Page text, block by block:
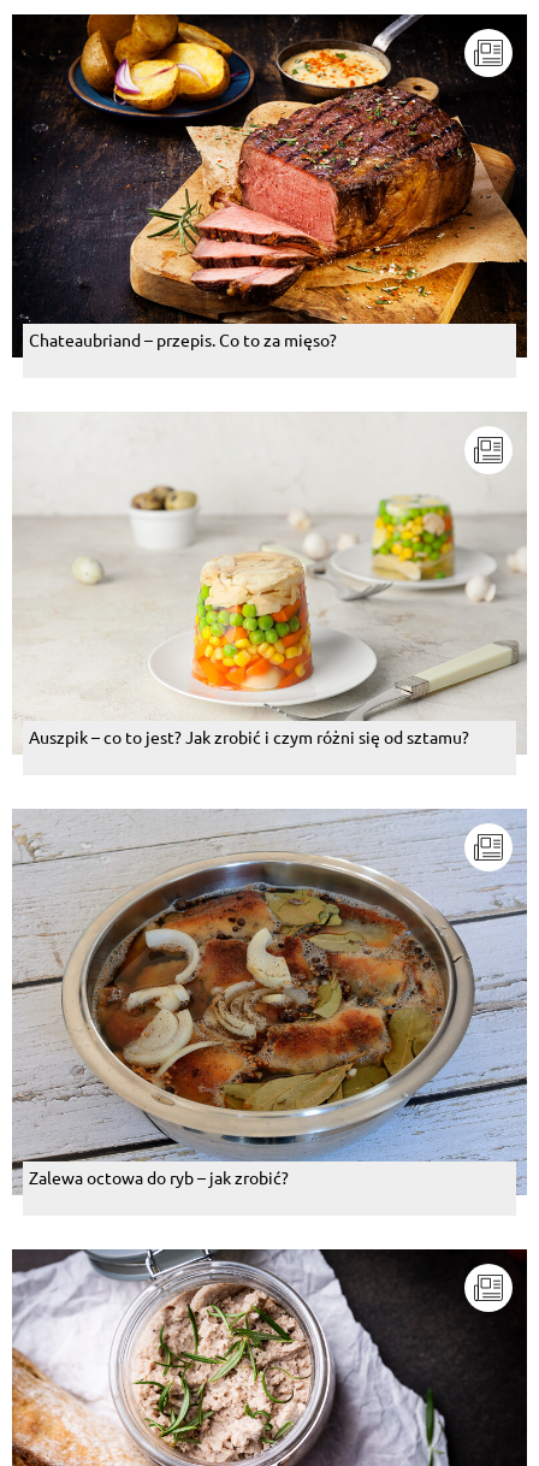
Chateaubriand – przepis. Co to za mięso?
Auszpik – co to jest? Jak zrobić i czym różni się od sztamu?
Zalewa octowa do ryb – jak zrobić?